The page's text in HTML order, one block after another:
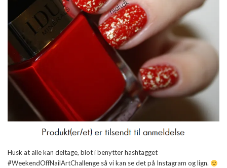
Husk at alle kan deltage, blot i benytter hashtagget
#WeekendOffNailArtChallenge så vi kan se det på Instagram og lign.